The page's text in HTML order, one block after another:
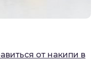
от накипи в